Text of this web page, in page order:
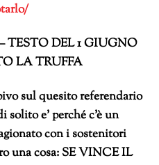
DEL 1 GIUGNO
LA TRUFFA
sul quesito referendario
solito e’ perché c’è un
con i sostenitori
una cosa: SE VINCE IL